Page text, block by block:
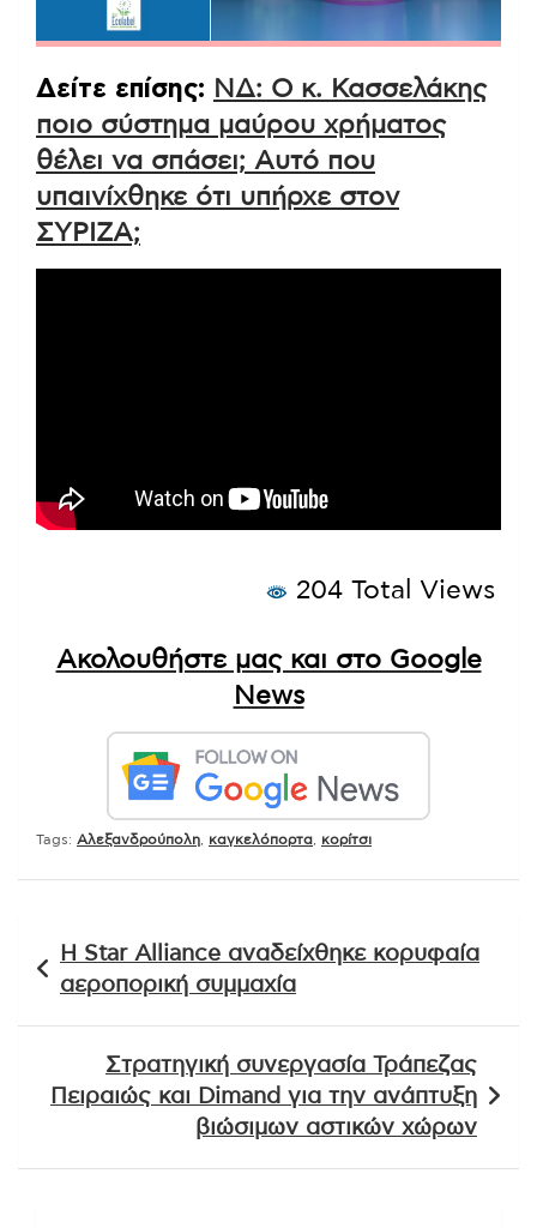
Δείτε επίσης: ΝΔ: Ο κ. Κασσελάκης
ποιο σύστημα μαύρου χρήματος
θέλει να σπάσει; Αυτό που
υπαινίχθηκε ότι υπήρχε στον
ΣΥΡΙΖΑ;
204 Total Views
Ακολουθήστε μας και στο Google
News
Tags: Αλεξανδρούπολη καγκελόπορτα κορίτσι
άρθρων
Η Star Alliance αναδείχθηκε κορυφαία
αεροπορική συμμαχία
Στρατηγική συνεργασία Τράπεζας
Πειραιώς και Dimand για την ανάπτυξη
βιώσιμων αστικών χώρων